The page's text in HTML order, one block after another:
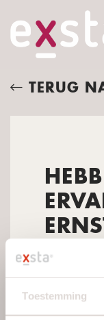
Toestemming
TERUG